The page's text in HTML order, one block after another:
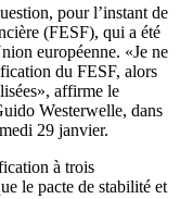
pour l’instant de
(FESF), qui a été
européenne. «Je ne
du FESF, alors
affirme le
Westerwelle, dans
29 janvier.
à trois
le pacte de stabilité et